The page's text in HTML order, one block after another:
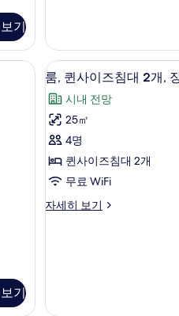
모
두
보
기
자
세
히
보
기
기
진
모
두
보
기
즈
침
대
2
개
자
세
히
보
기
, 객실 내 금고, 책상
기
룸,
퀸
사
이
즈
침
2
7
룸, 퀸사이즈침대 2개,
시내 전망
25㎡
4명
퀸사이즈침대 2개
무료 WiFi
자세히 보기
룸,
2